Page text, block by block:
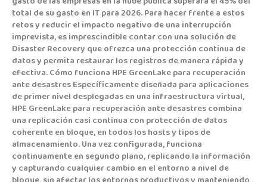
total de su gasto en IT para 2026. Para hacer frente a estos
retos y reducir el impacto negativo de una interrupción
imprevista, es imprescindible contar con una solución de
Disaster Recovery que ofrezca una protección continua de
datos y permita restaurar los registros de manera rápida y
efectiva. Cómo funciona HPE GreenLake para recuperación
ante desastres Específicamente diseñada para aplicaciones
de primer nivel desplegadas en una infraestructura virtual,
HPE GreenLake para recuperación ante desastres combina
una replicación casi continua con protección de datos
coherente en bloque, en todos los hosts y tipos de
almacenamiento. Una vez configurada, funciona
continuamente en segundo plano, replicando la información
y capturando cualquier cambio en el entorno a nivel de